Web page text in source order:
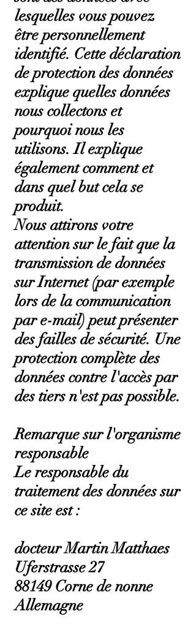
lesquelles vous pouvez
être personnellement
identifié. Cette déclaration
de protection des données
explique quelles données
nous collectons et
pourquoi nous les
utilisons. Il explique
également comment et
dans quel but cela se
produit.
Nous attirons votre
attention sur le fait que la
transmission de données
sur Internet (par exemple
lors de la communication
par e-mail) peut présenter
des failles de sécurité. Une
protection complète des
données contre l'accès par
des tiers n'est pas possible.
Remarque sur l'organisme
responsable
Le responsable du
traitement des données sur
ce site est :
docteur Martin Matthaes
Uferstrasse 27
88149 Corne de nonne
Allemagne